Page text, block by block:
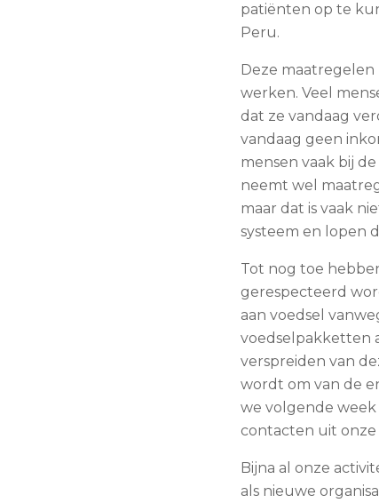
patiënten op te
Peru.
Deze
werken. Veel
dat ze vandaag
vandaag geen
mensen vaak bij
neemt wel
maar dat is vaak
systeem en lopen
Tot nog toe
gerespecteerd
aan voedsel
voedselpakketten
verspreiden van
wordt om van de
we volgende
contacten uit onze
Bijna al onze
als nieuwe